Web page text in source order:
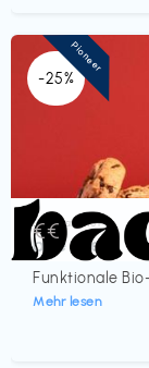
-25%
Lebensmittel
bae Treat
Funktionale
Mehr lesen
€€‎
Pioneer